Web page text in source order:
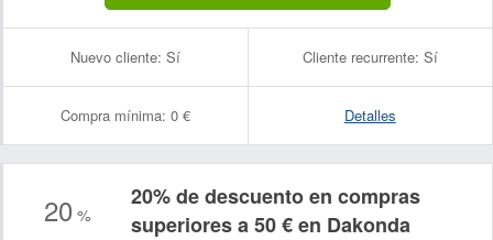
Nuevo cliente: Sí Cliente recurrente: Sí
Compra mínima: 0 € Detalles
20 %
20% de descuento en compras
superiores a 50 € en Dakonda